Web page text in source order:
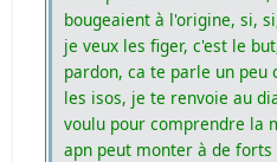
bougeaient à l'origine, si,
je veux les figer, c'est le
pardon, ca te parle un peu
les isos, je te renvoie au
voulu pour comprendre la
apn peut monter à de forts